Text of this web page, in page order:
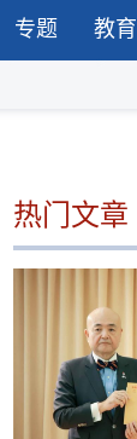
专题 教育
热门文章